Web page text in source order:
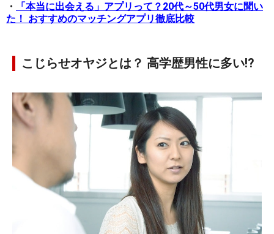
・
「本当に出会える」アプリって？20代～50代男女に聞い
た！ おすすめのマッチングアプリ徹底比較
こじらせオヤジとは？ 高学歴男性に多い!?